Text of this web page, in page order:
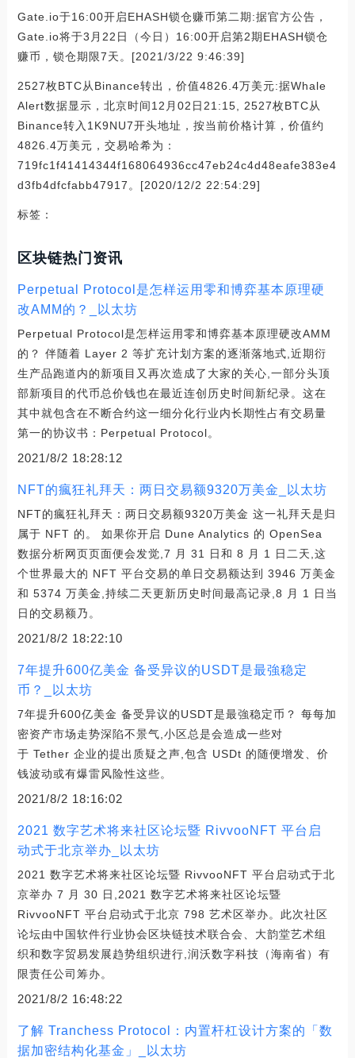
Gate.io于16:00开启EHASH锁仓赚币第二期:据官方公告，
Gate.io将于3月22日（今日）16:00开启第2期EHASH锁仓
赚币，锁仓期限7天。[2021/3/22 9:46:39]
2527枚BTC从Binance转出，价值4826.4万美元:据Whale
Alert数据显示，北京时间12月02日21:15, 2527枚BTC从
Binance转入1K9NU7开头地址，按当前价格计算，价值约
4826.4万美元，交易哈希为：
719fc1f41414344f168064936cc47eb24c4d48eafe383e4
d3fb4dfcfabb47917。[2020/12/2 22:54:29]
标签：
区块链热门资讯
Perpetual Protocol是怎样运用零和博弈基本原理硬
改AMM的？_以太坊
Perpetual Protocol是怎样运用零和博弈基本原理硬改AMM
的？ 伴随着 Layer 2 等扩充计划方案的逐渐落地式,近期衍
生产品跑道内的新项目又再次造成了大家的关心,一部分头顶
部新项目的代币总价钱也在最近连创历史时间新纪录。这在
其中就包含在不断合约这一细分化行业内长期性占有交易量
第一的协议书：Perpetual Protocol。
2021/8/2 18:28:12
NFT的瘋狂礼拜天：两日交易额9320万美金_以太坊
NFT的瘋狂礼拜天：两日交易额9320万美金 这一礼拜天是归
属于 NFT 的。 如果你开启 Dune Analytics 的 OpenSea
数据分析网页页面便会发觉,7 月 31 日和 8 月 1 日二天,这
个世界最大的 NFT 平台交易的单日交易额达到 3946 万美金
和 5374 万美金,持续二天更新历史时间最高记录,8 月 1 日当
日的交易额乃。
2021/8/2 18:22:10
7年提升600亿美金 备受异议的USDT是最強稳定
币？_以太坊
7年提升600亿美金 备受异议的USDT是最強稳定币？ 每每加
密资产市场走势深陷不景气,小区总是会造成一些对
于 Tether 企业的提出质疑之声,包含 USDt 的随便增发、价
钱波动或有爆雷风险性这些。
2021/8/2 18:16:02
2021 数字艺术将来社区论坛暨 RivvooNFT 平台启
动式于北京举办_以太坊
2021 数字艺术将来社区论坛暨 RivvooNFT 平台启动式于北
京举办 7 月 30 日,2021 数字艺术将来社区论坛暨
RivvooNFT 平台启动式于北京 798 艺术区举办。此次社区
论坛由中国软件行业协会区块链技术联合会、大韵堂艺术组
织和数字贸易发展趋势组织进行,润沃数字科技（海南省）有
限责任公司筹办。
2021/8/2 16:48:22
了解 Tranchess Protocol：内置杆杠设计方案的「数
据加密结构化基金」_以太坊